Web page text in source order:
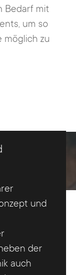
Bedarf mit
um so
möglich zu
und
der
auch